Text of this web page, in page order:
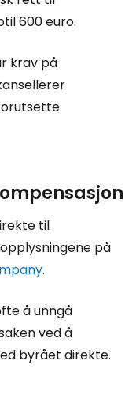
600 euro.
krav på
til
på
.
å unngå
ved å
byrået direkte.